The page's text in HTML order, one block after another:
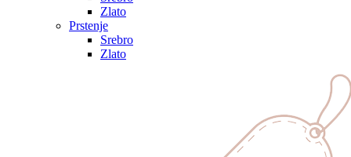
Zlato
Prstenje
Srebro
Zlato